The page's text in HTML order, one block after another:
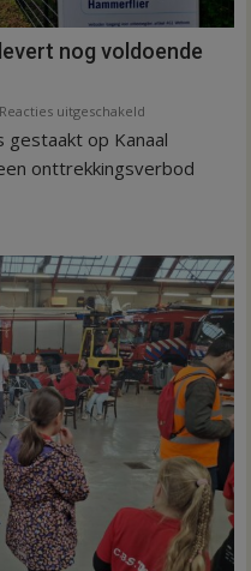
nog voldoende
Reacties uitgeschakeld
Kanaal
Almelo-
nog
voldoende
voor
waterwinning
gestaakt op Kanaal
onttrekkingsverbod